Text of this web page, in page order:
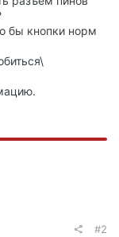
бы кнопки норм
#2